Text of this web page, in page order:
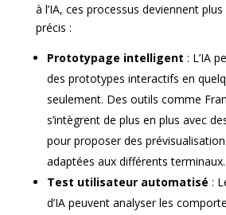
à l’IA, ces processus deviennent
précis :
Prototypage intelligent : L’IA
des prototypes interactifs en
seulement. Des outils comme
s’intègrent de plus en plus avec
pour proposer des
adaptées aux différents terminaux.
Test utilisateur automatisé :
d’IA peuvent analyser les